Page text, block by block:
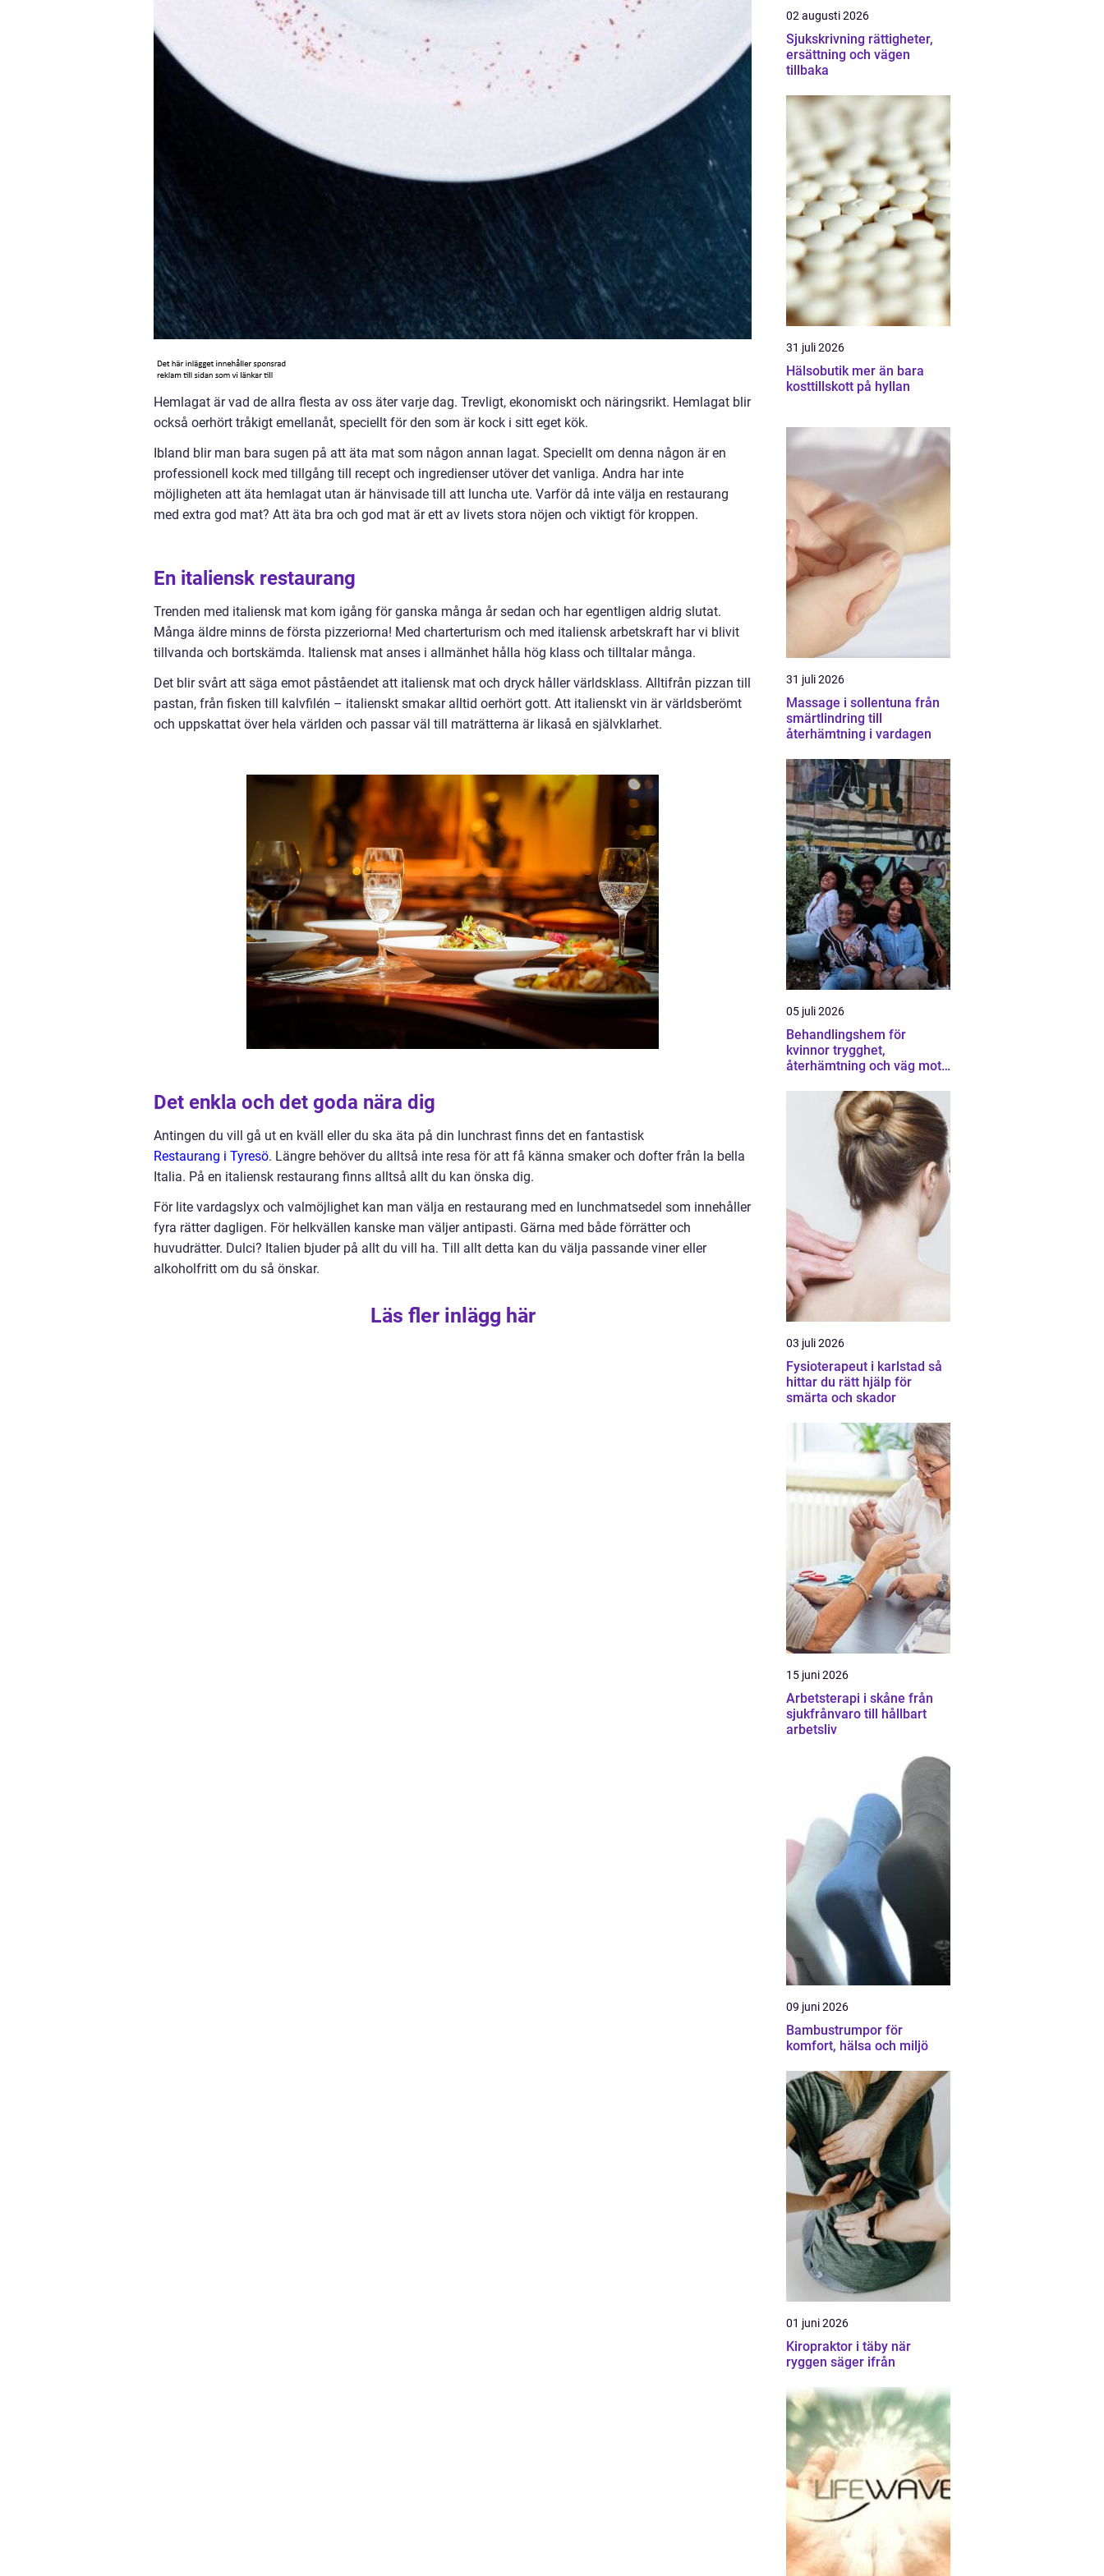
Hemlagat är vad de allra flesta av oss äter varje dag. Trevligt, ekonomiskt och näringsrikt. Hemlagat blir
också oerhört tråkigt emellanåt, speciellt för den som är kock i sitt eget kök.
Ibland blir man bara sugen på att äta mat som någon annan lagat. Speciellt om denna någon är en
professionell kock med tillgång till recept och ingredienser utöver det vanliga. Andra har inte
möjligheten att äta hemlagat utan är hänvisade till att luncha ute. Varför då inte välja en restaurang
med extra god mat? Att äta bra och god mat är ett av livets stora nöjen och viktigt för kroppen.
En italiensk restaurang
Trenden med italiensk mat kom igång för ganska många år sedan och har egentligen aldrig slutat.
Många äldre minns de första pizzeriorna! Med charterturism och med italiensk arbetskraft har vi blivit
tillvanda och bortskämda. Italiensk mat anses i allmänhet hålla hög klass och tilltalar många.
Det blir svårt att säga emot påståendet att italiensk mat och dryck håller världsklass. Alltifrån pizzan till
pastan, från fisken till kalvfilén – italienskt smakar alltid oerhört gott. Att italienskt vin är världsberömt
och uppskattat över hela världen och passar väl till maträtterna är likaså en självklarhet.
Det enkla och det goda nära dig
Antingen du vill gå ut en kväll eller du ska äta på din lunchrast finns det en fantastisk
Restaurang i Tyresö. Längre behöver du alltså inte resa för att få känna smaker och dofter från la bella
Italia. På en italiensk restaurang finns alltså allt du kan önska dig.
För lite vardagslyx och valmöjlighet kan man välja en restaurang med en lunchmatsedel som innehåller
fyra rätter dagligen. För helkvällen kanske man väljer antipasti. Gärna med både förrätter och
huvudrätter. Dulci? Italien bjuder på allt du vill ha. Till allt detta kan du välja passande viner eller
alkoholfritt om du så önskar.
Läs fler inlägg här
02 augusti 2026
Sjukskrivning rättigheter,
ersättning och vägen
tillbaka
31 juli 2026
Hälsobutik mer än bara
kosttillskott på hyllan
31 juli 2026
Massage i sollentuna från
smärtlindring till
återhämtning i vardagen
05 juli 2026
Behandlingshem för
kvinnor trygghet,
återhämtning och väg mot
03 juli 2026
Fysioterapeut i karlstad så
hittar du rätt hjälp för
smärta och skador
15 juni 2026
Arbetsterapi i skåne från
sjukfrånvaro till hållbart
arbetsliv
09 juni 2026
Bambustrumpor för
komfort, hälsa och miljö
01 juni 2026
Kiropraktor i täby när
ryggen säger ifrån